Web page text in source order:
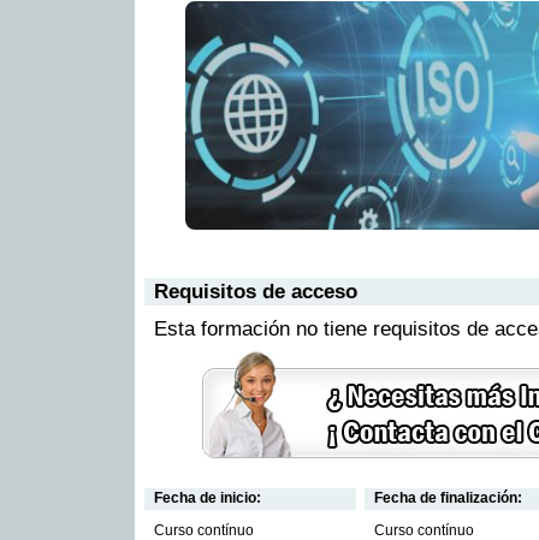
Requisitos de acceso
Esta formación no tiene requisitos de
Fecha de inicio:
Curso contínuo
Fecha de finalización:
Curso contínuo